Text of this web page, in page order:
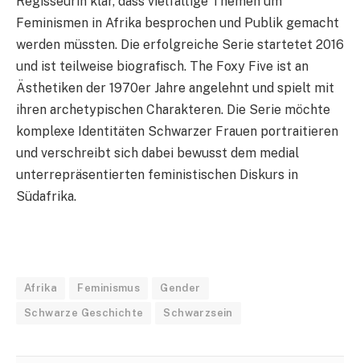
Feminismen in Afrika besprochen und Publik gemacht
werden müssten. Die erfolgreiche Serie startetet 2016
und ist teilweise biografisch. The Foxy Five ist an
Ästhetiken der 1970er Jahre angelehnt und spielt mit
ihren archetypischen Charakteren. Die Serie möchte
komplexe Identitäten Schwarzer Frauen portraitieren
und verschreibt sich dabei bewusst dem medial
unterrepräsentierten feministischen Diskurs in
Südafrika.
Afrika Feminismus Gender
Schwarze Geschichte Schwarzsein